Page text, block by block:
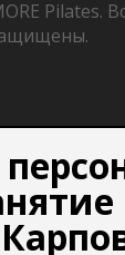
Pilates.